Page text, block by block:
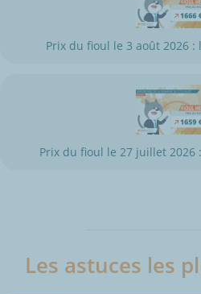
Prix du fioul le 3 août 2026
Prix du fioul le 27 juillet 2026
Les astuces les